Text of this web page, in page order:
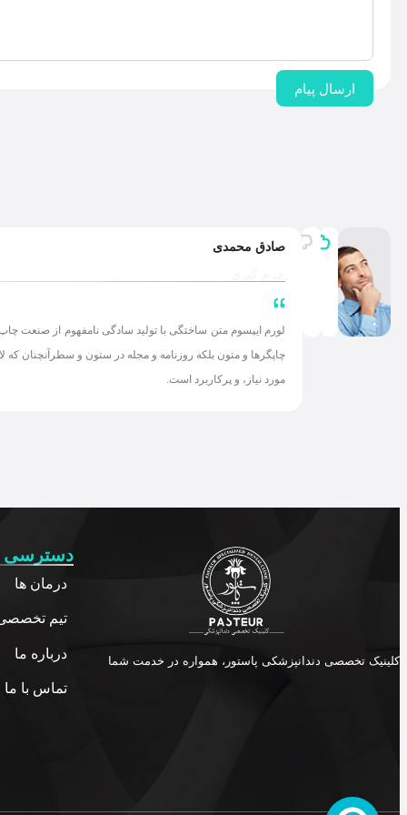
ارسال پیام
صادق محمدی
لورم ایپسوم متن ساختگی با تولید سادگی نامفهوم از صنعت
چاپگرها و متون بلکه روزنامه و مجله در ستون و سطرآنچنان
مورد نیاز، و پرکاربرد است.
کلینیک تخصصی دندانپزشکی پاستور، همواره در خدمت شما
دسترسی
درمان ها
تیم
درباره ما
تماس با ما